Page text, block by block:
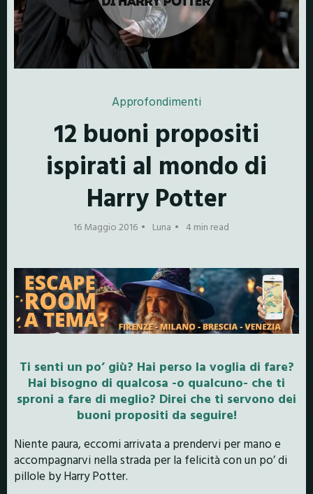
Approfondimenti
12 buoni propositi
ispirati al mondo di
Harry Potter
16 Maggio 2016 Luna 4 min read
Ti senti un po’ giù? Hai perso la voglia di fare?
Hai bisogno di qualcosa -o qualcuno- che ti
sproni a fare di meglio? Direi che ti servono dei
buoni propositi da seguire!
Niente paura, eccomi arrivata a prendervi per mano e
accompagnarvi nella strada per la felicità con un po’ di
pillole by Harry Potter.